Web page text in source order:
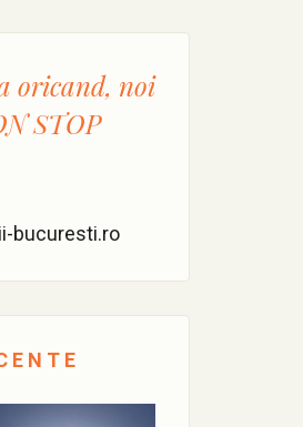
oricand, noi
STOP
bucuresti.ro